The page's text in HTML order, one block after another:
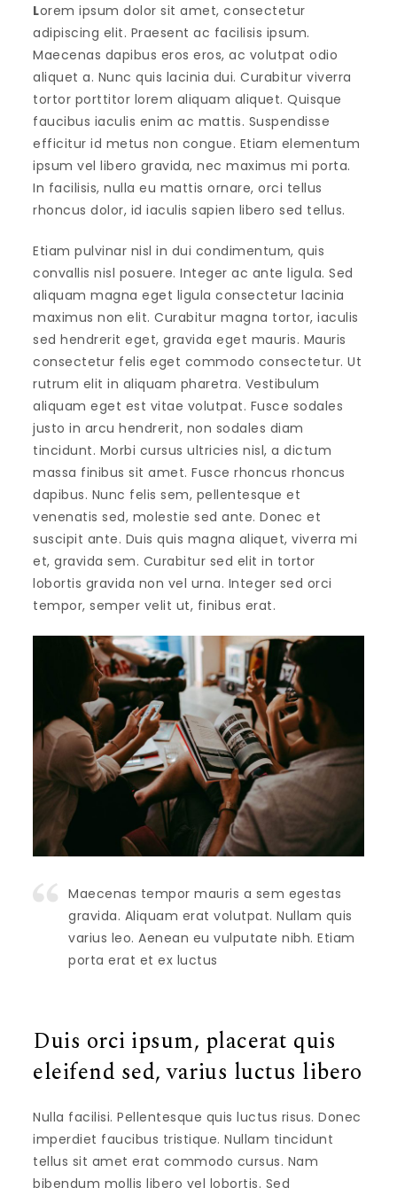
Lorem ipsum dolor sit amet, consectetur
adipiscing elit. Praesent ac facilisis ipsum.
Maecenas dapibus eros eros, ac volutpat odio
aliquet a. Nunc quis lacinia dui. Curabitur viverra
tortor porttitor lorem aliquam aliquet. Quisque
faucibus iaculis enim ac mattis. Suspendisse
efficitur id metus non congue. Etiam elementum
ipsum vel libero gravida, nec maximus mi porta.
In facilisis, nulla eu mattis ornare, orci tellus
rhoncus dolor, id iaculis sapien libero sed tellus.
Etiam pulvinar nisl in dui condimentum, quis
convallis nisl posuere. Integer ac ante ligula. Sed
aliquam magna eget ligula consectetur lacinia
maximus non elit. Curabitur magna tortor, iaculis
sed hendrerit eget, gravida eget mauris. Mauris
consectetur felis eget commodo consectetur. Ut
rutrum elit in aliquam pharetra. Vestibulum
aliquam eget est vitae volutpat. Fusce sodales
justo in arcu hendrerit, non sodales diam
tincidunt. Morbi cursus ultricies nisl, a dictum
massa finibus sit amet. Fusce rhoncus rhoncus
dapibus. Nunc felis sem, pellentesque et
venenatis sed, molestie sed ante. Donec et
suscipit ante. Duis quis magna aliquet, viverra mi
et, gravida sem. Curabitur sed elit in tortor
lobortis gravida non vel urna. Integer sed orci
tempor, semper velit ut, finibus erat.
Maecenas tempor mauris a sem egestas
gravida. Aliquam erat volutpat. Nullam quis
varius leo. Aenean eu vulputate nibh. Etiam
porta erat et ex luctus
Duis orci ipsum, placerat quis
eleifend sed, varius luctus libero
Nulla facilisi. Pellentesque quis luctus risus. Donec
imperdiet faucibus tristique. Nullam tincidunt
tellus sit amet erat commodo cursus. Nam
bibendum mollis libero vel lobortis. Sed